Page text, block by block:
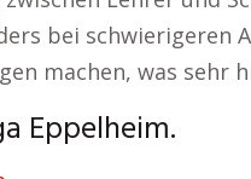
bei schwierigeren
machen, was sehr
Eppelheim.